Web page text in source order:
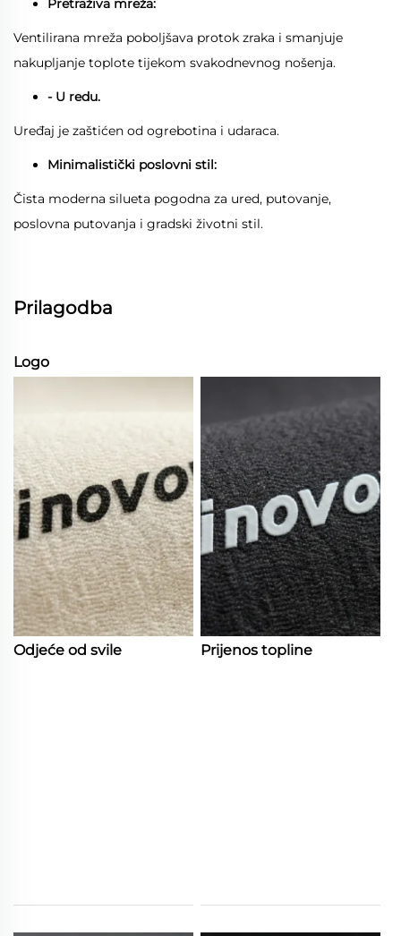
Pretraživa mreža:
Ventilirana mreža poboljšava protok zraka i smanjuje
nakupljanje toplote tijekom svakodnevnog nošenja.
- U redu.
Uređaj je zaštićen od ogrebotina i udaraca.
Minimalistički poslovni stil:
Čista moderna silueta pogodna za ured, putovanje,
poslovna putovanja i gradski životni stil.
Prilagodba
Logo
Odjeće od svile Prijenos topline